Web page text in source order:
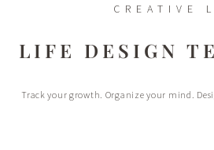
CREATIVE
LIFE DESIGN
Track your growth. Organize your mind.